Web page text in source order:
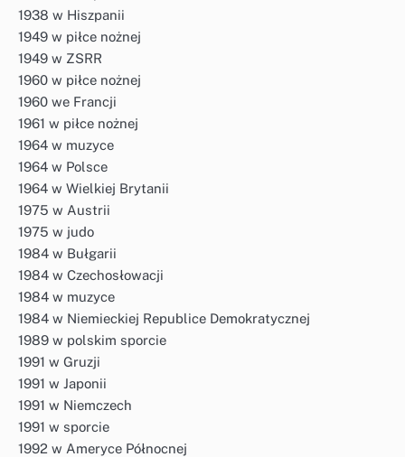
1938 w Hiszpanii
1949 w piłce nożnej
1949 w ZSRR
1960 w piłce nożnej
1960 we Francji
1961 w piłce nożnej
1964 w muzyce
1964 w Polsce
1964 w Wielkiej Brytanii
1975 w Austrii
1975 w judo
1984 w Bułgarii
1984 w Czechosłowacji
1984 w muzyce
1984 w Niemieckiej Republice Demokratycznej
1989 w polskim sporcie
1991 w Gruzji
1991 w Japonii
1991 w Niemczech
1991 w sporcie
1992 w Ameryce Północnej